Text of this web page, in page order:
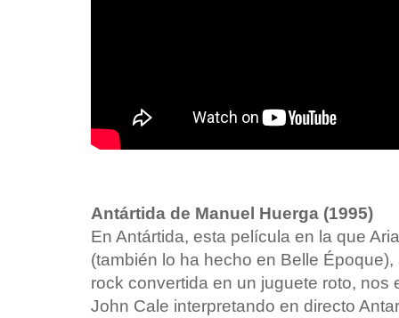
Antártida de Manuel Huerga (1995)
En Antártida, esta película en la que
(también lo ha hecho en Belle
rock convertida en un juguete roto,
John Cale interpretando en directo